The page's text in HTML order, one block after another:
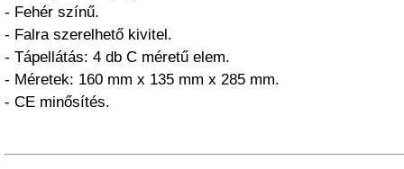
- Fehér színű.
- Falra szerelhető kivitel.
- Tápellátás: 4 db C méretű elem.
- Méretek: 160 mm x 135 mm x 285 mm.
- CE minősítés.